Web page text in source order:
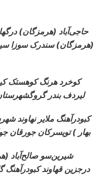
حاجی‌آباد (هرمزگان)
(هرمزگان) سندرک سوزا
کوخرد هرنگ کوهستک
لیردف بندر
کبودرآهنگ ملایر نهاوند
بهار ) تویسرکان جورقان
شیرین‌سو صالح‌آباد
درجزین قهاوند کبودرآهنگ